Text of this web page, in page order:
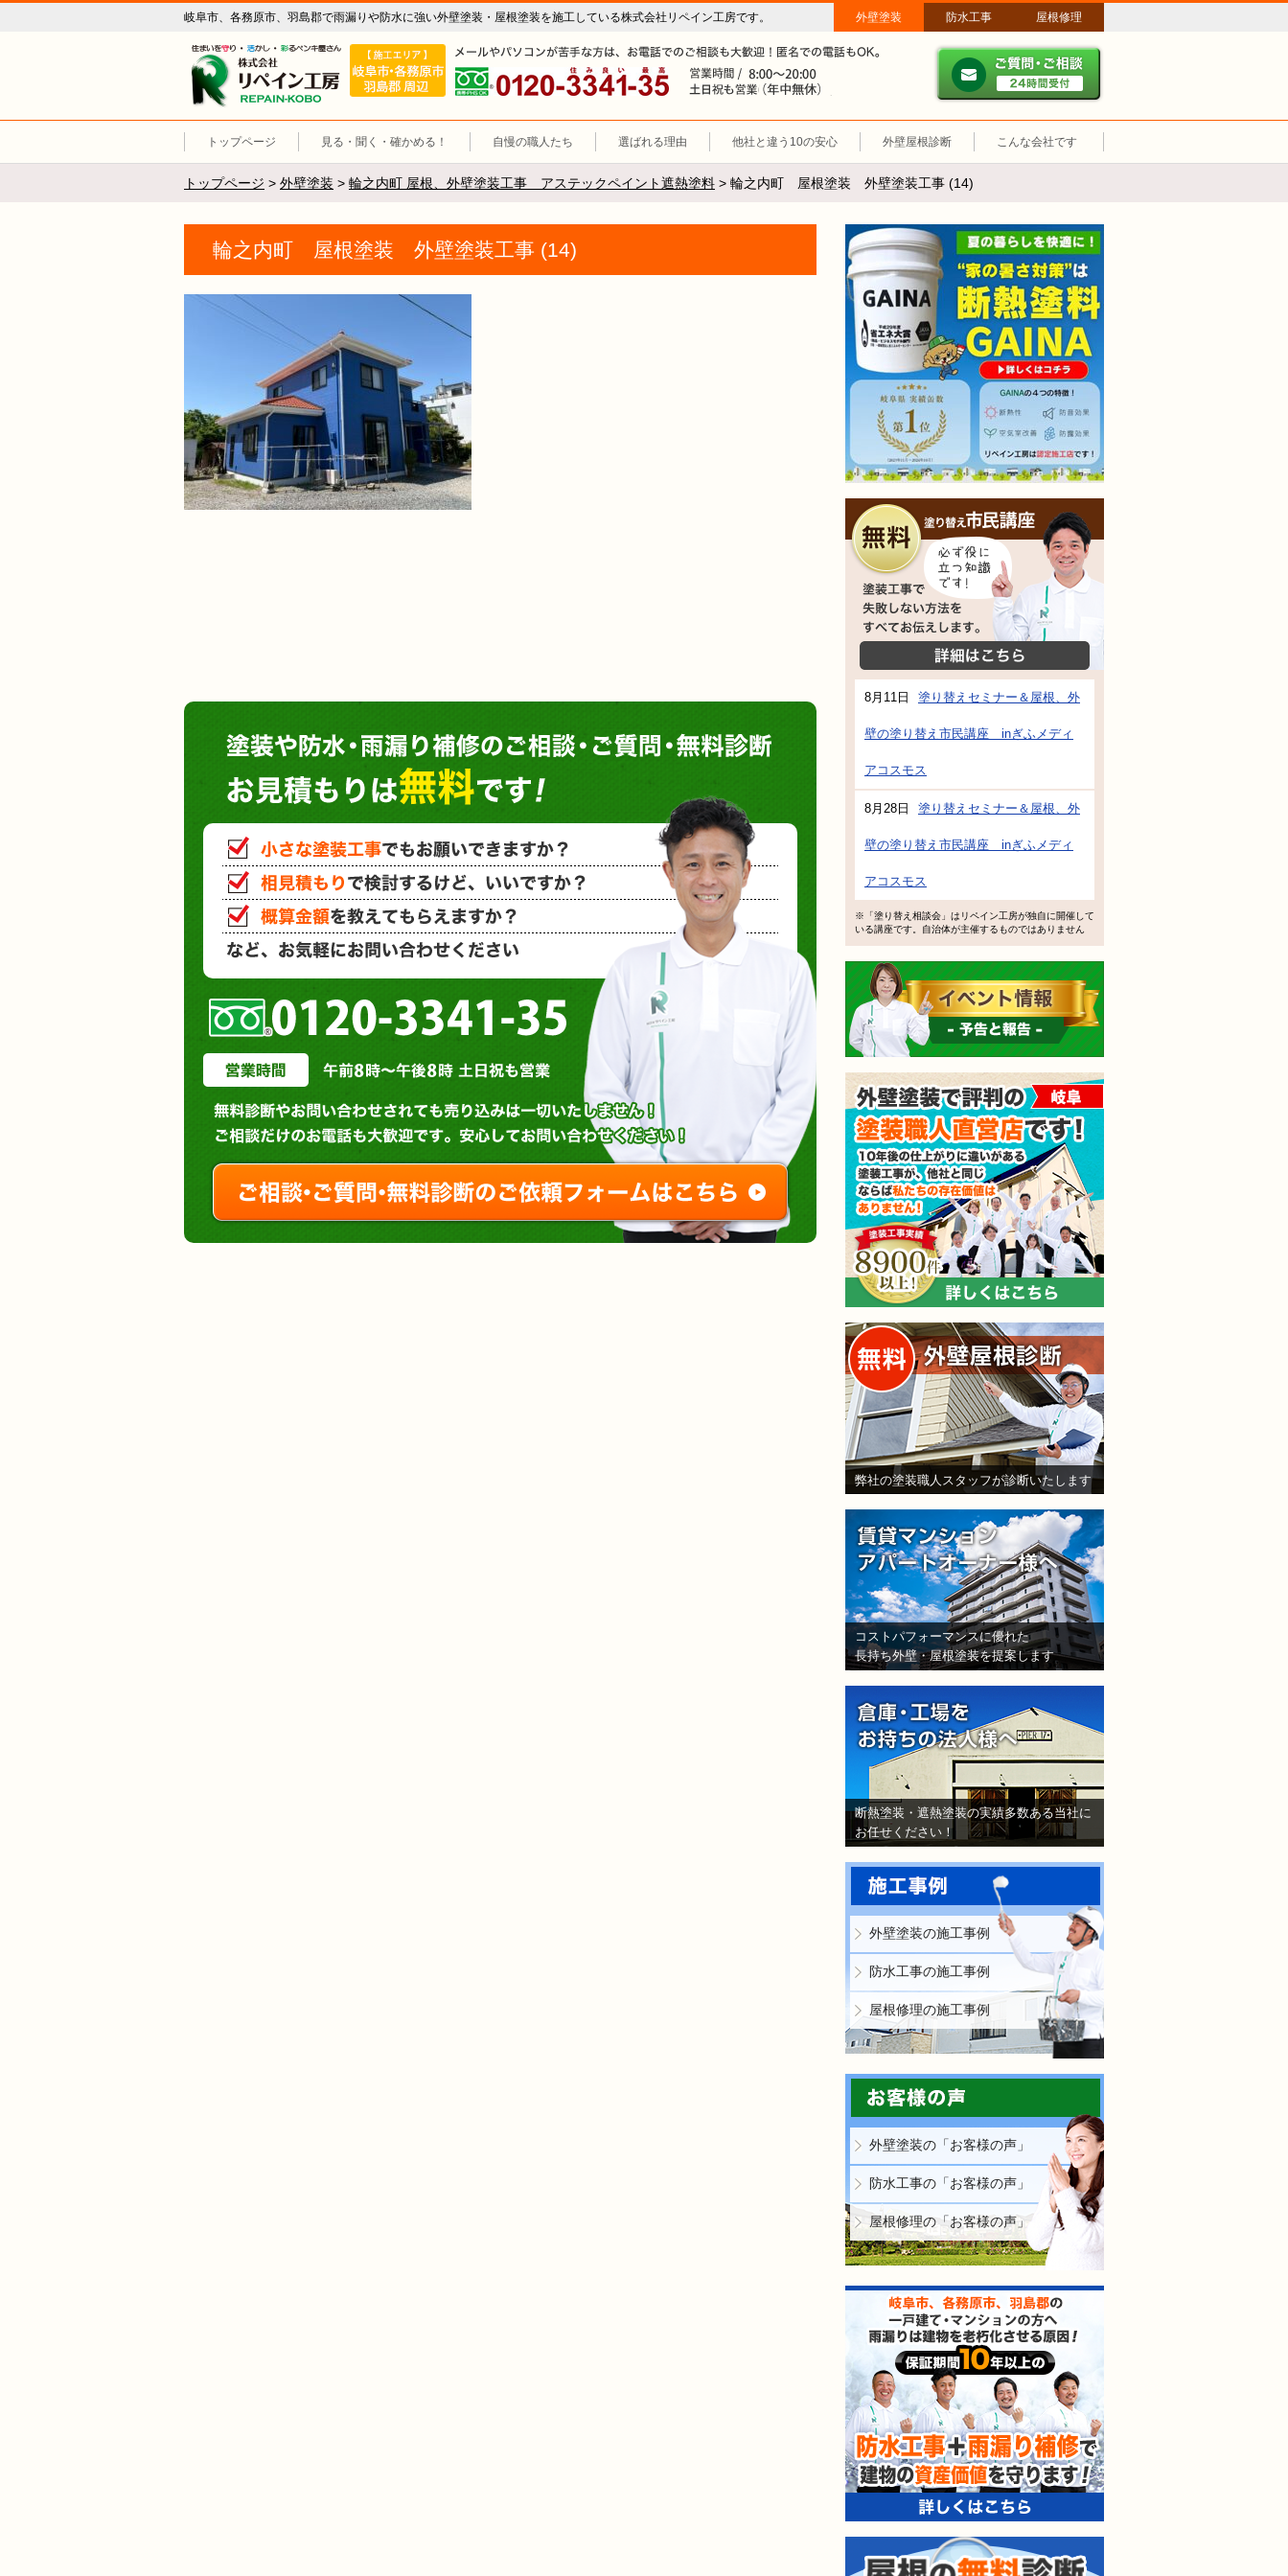
岐阜市、各務原市、羽島郡で雨漏りや防水に強い外壁塗装・屋根塗装を施工している株式会社リペイン工房です。 外壁塗装 防水工事 屋根修理
リペイン工房（外壁塗装・屋根塗装・雨漏り修理・防水工事）
施工エリア 岐阜市、各務原市、羽島郡。
メールやパソコンが苦手な方は、お電話でのご相談も大歓迎！匿名での
0120-3341-35
営業時間：午前8時～午後8時 年中無休、土日祝も営業しています。
トップページ 見る・聞く・確かめる！ 自慢の職人たち 選ばれる理由 他社と違う10の安心 外壁屋根診断 こんな会社です
トップページ > 外壁塗装 > 輪之内町 屋根、外壁塗装工事 アステックペイント遮熱塗料 > 輪之内町 屋根塗装 外壁塗装工事 (14)
輪之内町 屋根塗装 外壁塗装工事 (14)
塗装工事で失敗しない方法をすべてお伝え
8月11日 塗り替えセミナー＆屋根、外
壁の塗り替え市民講座 inぎふメディ
アコスモス
8月28日 塗り替えセミナー＆屋根、外
壁の塗り替え市民講座 inぎふメディ
アコスモス
※「塗り替え相談会」はリペイン工房が独自に開催して
いる講座です。自治体が主催するものではありません
弊社の塗装職人スタッフが診断いたします
コストパフォーマンスに優れた
長持ち外壁・屋根塗装を提案します
断熱塗装・遮熱塗装の実績多数ある当社に
お任せください！
外壁塗装の施工事例
防水工事の施工事例
屋根修理の施工事例
外壁塗装の「お客様の声」
防水工事の「お客様の声」
屋根修理の「お客様の声」
塗装や防水・雨漏り補修のご相談・ご質問・無
小さな塗装工事でもお願いできますか？
相見積もりで検討するけど、いいですか？
概算金額を教えてもらえますか？
など、お気軽にお問い合わせください。
0120-3341-35
営業時間 : 午前8時～午後8時 土日祝も営業
無料診断やお問い合わせされても売り込みは一切いたしません！ ご相談だけのお電話
ご相談・ご質問・無料診断のご依頼フォームはこちら